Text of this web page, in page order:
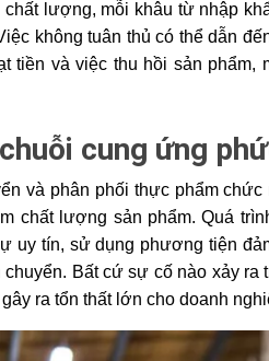
chất lượng, mỗi khâu từ nhập
không tuân thủ có thể dẫn
tiền và việc thu hồi sản
cung ứng
và phân phối thực phẩm
chất lượng sản phẩm. Quá
uy tín, sử dụng phương tiện
chuyển. Bất cứ sự cố nào xảy
ra tổn thất lớn cho doanh